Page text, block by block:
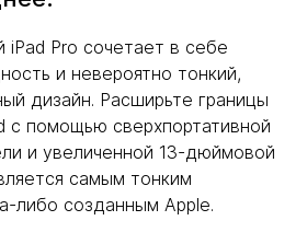
Pro сочетает в себе
и невероятно тонкий,
дизайн. Расширьте границы
с помощью сверхпортативной
и увеличенной 13-дюймовой
самым тонким
либо созданным Apple.